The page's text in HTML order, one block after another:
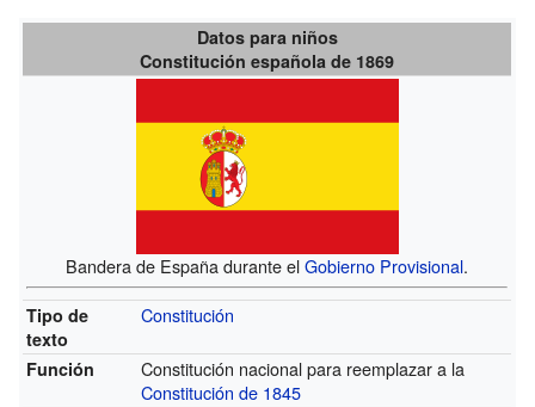
Datos para niños
Constitución española de 1869
Bandera de España durante elGobierno Provisional.
Tipo de
texto
Constitución
Función
Constitución nacional para reemplazar a la
Constitución de 1845